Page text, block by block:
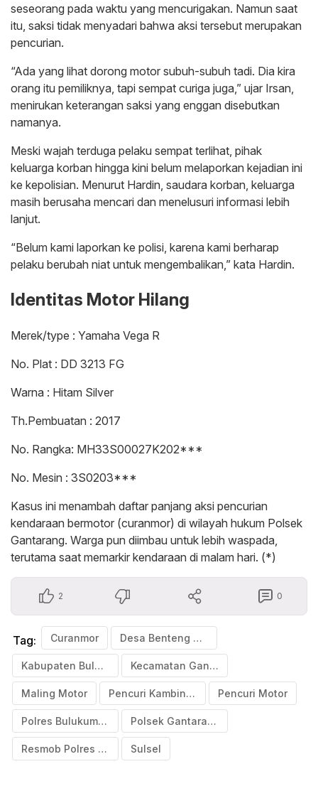
seseorang pada waktu yang mencurigakan. Namun saat
itu, saksi tidak menyadari bahwa aksi tersebut merupakan
pencurian.
“Ada yang lihat dorong motor subuh-subuh tadi. Dia kira
orang itu pemiliknya, tapi sempat curiga juga,” ujar Irsan,
menirukan keterangan saksi yang enggan disebutkan
namanya.
Meski wajah terduga pelaku sempat terlihat, pihak
keluarga korban hingga kini belum melaporkan kejadian ini
ke kepolisian. Menurut Hardin, saudara korban, keluarga
masih berusaha mencari dan menelusuri informasi lebih
lanjut.
“Belum kami laporkan ke polisi, karena kami berharap
pelaku berubah niat untuk mengembalikan,” kata Hardin.
Identitas Motor Hilang
Merek/type : Yamaha Vega R
No. Plat : DD 3213 FG
Warna : Hitam Silver
Th.Pembuatan : 2017
No. Rangka: MH33S00027K202***
No. Mesin : 3S0203***
Kasus ini menambah daftar panjang aksi pencurian
kendaraan bermotor (curanmor) di wilayah hukum Polsek
Gantarang. Warga pun diimbau untuk lebih waspada,
terutama saat memarkir kendaraan di malam hari. (*)
2 0
Tag: Curanmor Desa Benteng Gantarang
Kabupaten Bulukumba Kecamatan Gantarang
Maling Motor Pencuri Kambing di Desa Benteng Gantarang Pencuri Motor
Polres Bulukumba Polsek Gantarang
Resmob Polres Bulukumba Sulsel